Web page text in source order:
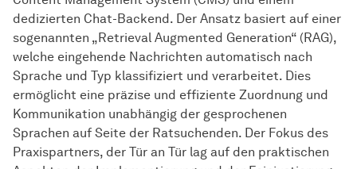
dedizierten Chat-Backend. Der Ansatz basiert auf einer
sogenannten „Retrieval Augmented Generation“ (RAG),
welche eingehende Nachrichten automatisch nach
Sprache und Typ klassifiziert und verarbeitet. Dies
ermöglicht eine präzise und effiziente Zuordnung und
Kommunikation unabhängig der gesprochenen
Sprachen auf Seite der Ratsuchenden. Der Fokus des
Praxispartners, der Tür an Tür lag auf den praktischen